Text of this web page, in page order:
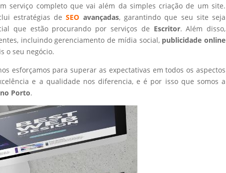
serviço completo que vai além da simples criação de um site.
estratégias deSEO avançadas, garantindo que seu site seja
que estão procurando por serviços de Escritor. Além disso,
incluindo gerenciamento de mídia social, publicidade online
o seu negócio.
esforçamos para superar as expectativas em todos os aspectos
e a qualidade nos diferencia, e é por isso que somos a
no Porto.